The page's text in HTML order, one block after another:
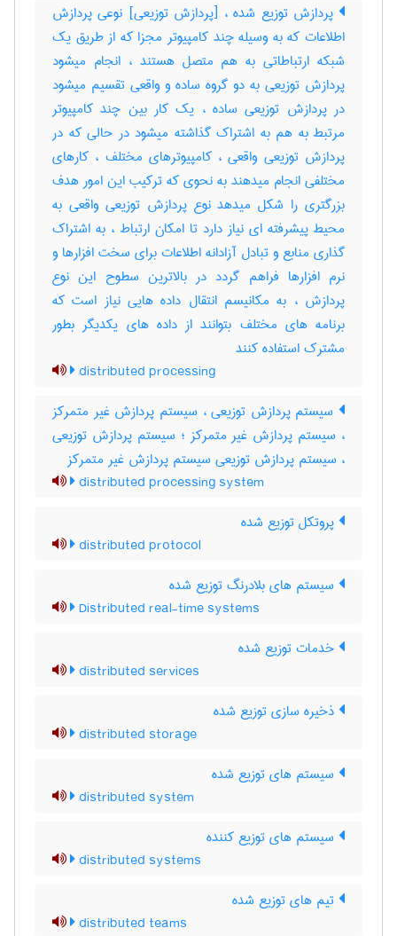
پردازش توزیع شده ، [پردازش توزیعی] نوعی پردازش
اطلاعات که به وسیله چند کامپیوتر مجزا که از طریق یک
شبکه ارتباطاتی به هم متصل هستند ، انجام میشود
پردازش توزیعی به دو گروه ساده و واقعی تقسیم میشود
در پردازش توزیعی ساده ، یک کار بین چند کامپیوتر
مرتبط به هم به اشتراک گذاشته میشود در حالی که در
پردازش توزیعی واقعی ، کامپیوترهای مختلف ، کارهای
مختلفی انجام میدهند به نحوی که ترکیب این امور هدف
بزرگتری را شکل میدهد نوع پردازش توزیعی واقعی به
محیط پیشرفته ای نیاز دارد تا امکان ارتباط ، به اشتراک
گذاری منابع و تبادل آزادانه اطلاعات برای سخت افزارها و
نرم افزارها فراهم گردد در بالاترین سطوح این نوع
پردازش ، به مکانیسم انتقال داده هایی نیاز است که
برنامه های مختلف بتوانند از داده های یکدیگر بطور
مشترک استفاده کنند
distributed processing
سیستم پردازش توزیعی ، سیستم پردازش غیر متمرکز
، سیستم پردازش غیر متمرکز ؛ سیستم پردازش توزیعی
، سیستم پردازش توزیعی سیستم پردازش غیر متمرکز
distributed processing system
پروتکل توزیع شده
distributed protocol
سیستم های بلادرنگ توزیع شده
Distributed real-time systems
خدمات توزیع شده
distributed services
ذخیره سازی توزیع شده
distributed storage
سیستم های توزیع شده
distributed system
سیستم های توزیع کننده
distributed systems
تیم های توزیع شده
distributed teams